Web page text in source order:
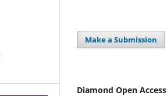
Make a Submission
Diamond Open Access